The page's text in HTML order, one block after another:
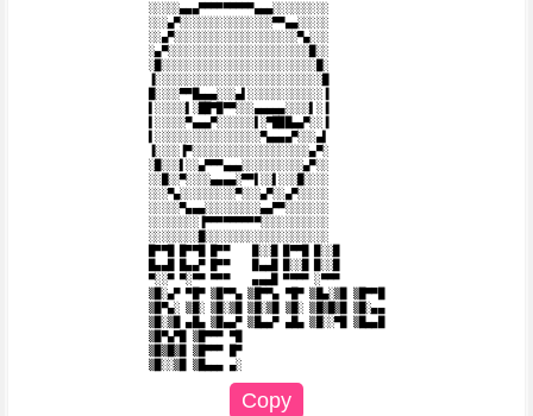
░░░░░▄▄▄▀▀▀▀▀▀▀▀▀▄▄▄░░░░░░░░░
░░░▄▀░░░░░░░░░░░░░░░▀▀▄▄░░░░░
░░▄▀░░░░░░░░░░░░░░░░░░░░▀▄░░░
░▄▀░░░░░░░░░░░░░░░░░░░░░░░█░░
░█░░░░░░░░░░░░░░░░░░░░░░░░░█░
▐░░░░░░░░░░░░░░░░░░░░░░░░░░░█
█░░░░▀▀█▄▄▄░░░▄▌░░░░░░░░░░░░▐
▌░░░░░▌░██▀█▀▀░░░▄▄▄▄▄░░░░▌░▐
▌░░░░░▀▄▄▄▀░░░░░░▌░▀███▄▄▀░░▐
▌░░░░░░░░░░░░░░░░░▀▄▄▄▄▀░░░▄▌
▐░░░░▐▀░░░░░░░░░░░░░░░░░░░▄▀░
░█░░░▌░░▄▀▀▀▄▄▄░░░░░░░░░░▄▀░░
░░█░░▀░░░░▄▄▄▄░▀▀▌░░▌░░░█░░░░
░░░▀▄░░░░░░░░░▀░░░▄▀░░▄▀░░░░░
░░░░░▀▄▄▄░░░░░░░░░▄▄▀▀░░░░░░░
░░░░░░░░▐▀▀▀▀▀▀▀▀▀░░░░░░░░░░░
░░░░░░░░█░░░░░░░░░░░░░░░░░░░░
█▀▀█ █▀▀█ █▀▀ 　 █░░█ █▀▀█ █░░█
█▄▄█ █▄▄▀ █▀▀ 　 █▄▄█ █░░█ █░░█
▀░░▀ ▀░▀▀ ▀▀▀ 　 ▄▄▄█ ▀▀▀▀ ░▀▀▀
▒█░▄▀ ▀█▀ ▒█▀▀▄ ▒█▀▀▄ ▀█▀ ▒█▄░▒█ ▒█▀▀█
▒█▀▄░ ▒█░ ▒█░▒█ ▒█░▒█ ▒█░ ▒█▒█▒█ ▒█░▄▄
▒█░▒█ ▄█▄ ▒█▄▄▀ ▒█▄▄▀ ▄█▄ ▒█░░▀█ ▒█▄▄█
▒█▀▄▀█ ▒█▀▀▀ ▀█
▒█▒█▒█ ▒█▀▀▀ █▀